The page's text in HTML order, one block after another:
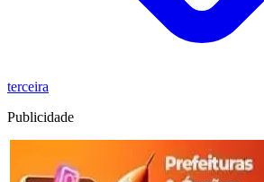
terceira
Publicidade